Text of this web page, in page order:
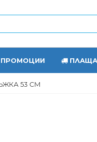
ПРОМОЦИИ
53 СМ